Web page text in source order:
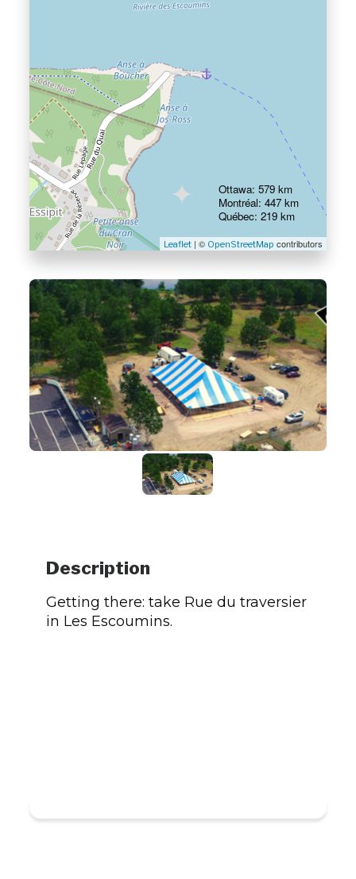
Leaflet| © OpenStreetMap contributors
Ottawa: 579 km
Montréal: 447 km
Québec: 219 km
Description
Getting there: take Rue du traversier
in Les Escoumins.